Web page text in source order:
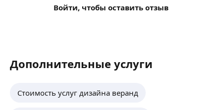
Войти, чтобы оставить отзыв
Дополнительные услуги
Стоимость услуг дизайна веранд